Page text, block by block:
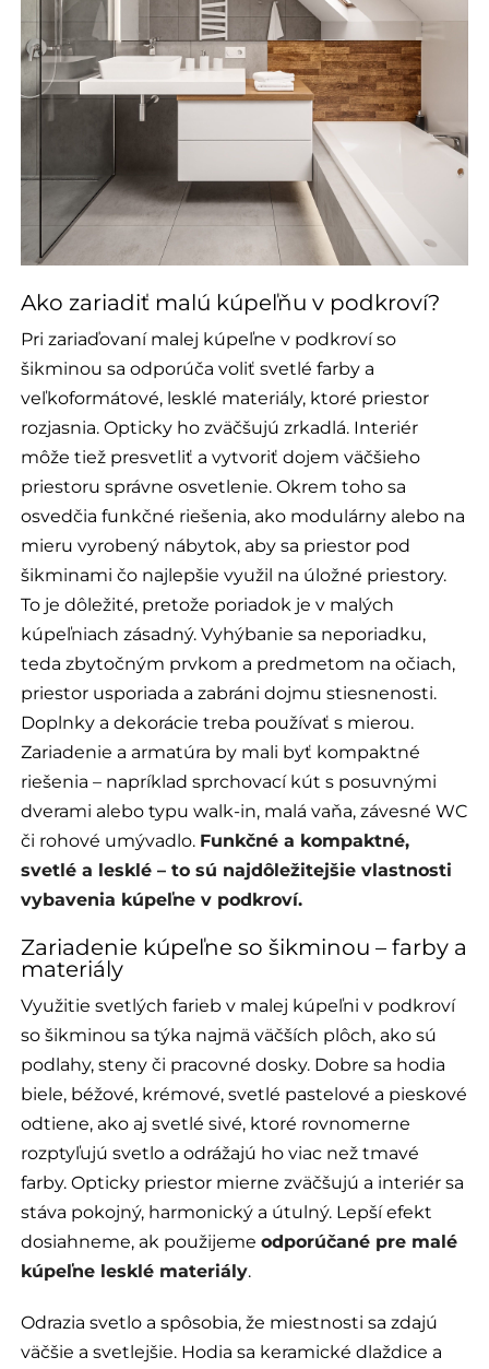
Ako zariadiť malú kúpeľňu v podkroví?
Pri zariaďovaní malej kúpeľne v podkroví so
šikminou sa odporúča voliť svetlé farby a
veľkoformátové, lesklé materiály, ktoré priestor
rozjasnia. Opticky ho zväčšujú zrkadlá. Interiér
môže tiež presvetliť a vytvoriť dojem väčšieho
priestoru správne osvetlenie. Okrem toho sa
osvedčia funkčné riešenia, ako modulárny alebo na
mieru vyrobený nábytok, aby sa priestor pod
šikminami čo najlepšie využil na úložné priestory.
To je dôležité, pretože poriadok je v malých
kúpeľniach zásadný. Vyhýbanie sa neporiadku,
teda zbytočným prvkom a predmetom na očiach,
priestor usporiada a zabráni dojmu stiesnenosti.
Doplnky a dekorácie treba používať s mierou.
Zariadenie a armatúra by mali byť kompaktné
riešenia – napríklad sprchovací kút s posuvnými
dverami alebo typu walk-in, malá vaňa, závesné WC
či rohové umývadlo. Funkčné a kompaktné,
svetlé a lesklé – to sú najdôležitejšie vlastnosti
vybavenia kúpeľne v podkroví.
Zariadenie kúpeľne so šikminou – farby a
materiály
Využitie svetlých farieb v malej kúpeľni v podkroví
so šikminou sa týka najmä väčších plôch, ako sú
podlahy, steny či pracovné dosky. Dobre sa hodia
biele, béžové, krémové, svetlé pastelové a pieskové
odtiene, ako aj svetlé sivé, ktoré rovnomerne
rozptyľujú svetlo a odrážajú ho viac než tmavé
farby. Opticky priestor mierne zväčšujú a interiér sa
stáva pokojný, harmonický a útulný. Lepší efekt
dosiahneme, ak použijemeodporúčané pre malé
kúpeľne lesklé materiály.
Odrazia svetlo a spôsobia, že miestnosti sa zdajú
väčšie a svetlejšie. Hodia sa keramické dlaždice a